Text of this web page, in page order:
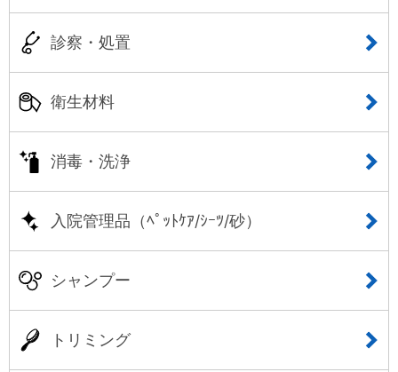
診察・処置
衛生材料
消毒・洗浄
入院管理品（ﾍﾟｯﾄｹｱ/ｼｰﾂ/砂）
シャンプー
トリミング